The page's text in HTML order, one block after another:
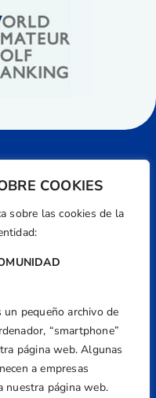
COOKIES
sobre las cookies de la
pequeño archivo de
“smartphone”
página web. Algunas
a empresas
nuestra página web.
d'Isaac Peral i
2 y 3, 46980,